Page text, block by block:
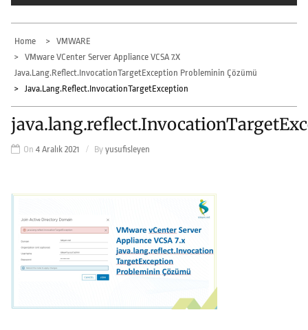
Home
VMWARE
VMware VCenter Server Appliance VCSA 7.x
Java.lang.reflect.InvocationTargetException Probleminin Çözümü
Java.lang.reflect.InvocationTargetException
On 4 Aralık 2021 By yusufisleyen